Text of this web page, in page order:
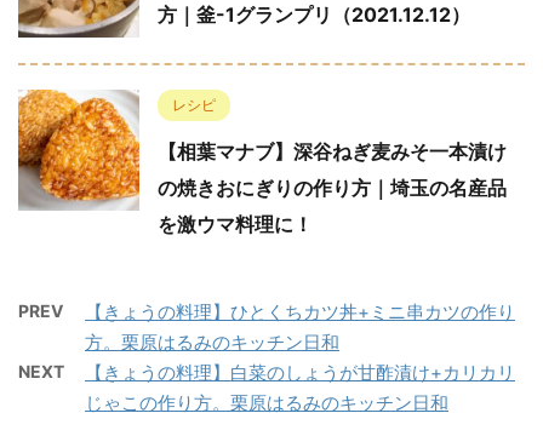
方｜釜-1グランプリ（2021.12.12）
レシピ
【相葉マナブ】深谷ねぎ麦みそ一本漬け
の焼きおにぎりの作り方｜埼玉の名産品
を激ウマ料理に！
PREV
【きょうの料理】ひとくちカツ丼+ミニ串カツの作り
方。栗原はるみのキッチン日和
NEXT
【きょうの料理】白菜のしょうが甘酢漬け+カリカリ
じゃこの作り方。栗原はるみのキッチン日和